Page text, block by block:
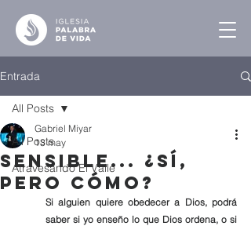
Entrada
All Posts
Atravesando El Valle
All Posts
Sensible... ¿Sí,
pero Cómo?
Gabriel Miyar
13 may
Si alguien quiere obedecer a Dios, podrá
saber si yo enseño lo que Dios ordena, o si